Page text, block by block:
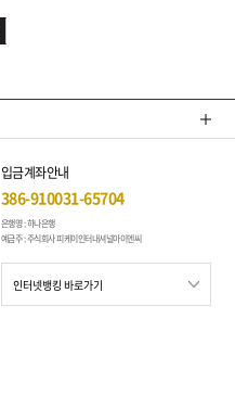
톤퀘
입금계좌안내
386-910031-65704
은행명 : 하나은행
예금주 : 주식회사 피케이인터내셔널아이엔씨